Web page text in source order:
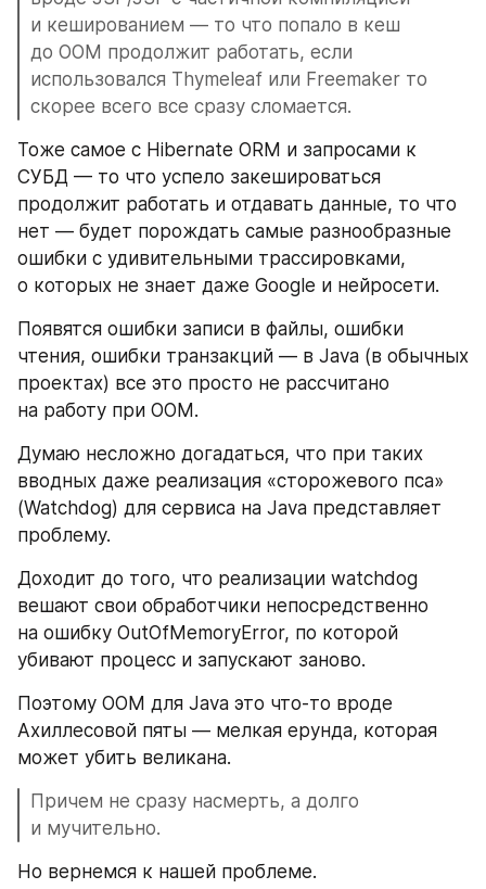
и кешированием — то что попало в кеш
до OOM продолжит работать, если
использовался Thymeleaf или Freemaker то
скорее всего все сразу сломается.
Тоже самое с Hibernate ORM и запросами к
СУБД — то что успело закешироваться
продолжит работать и отдавать данные, то что
нет — будет порождать самые разнообразные
ошибки с удивительными трассировками,
о которых не знает даже Google и нейросети.
Появятся ошибки записи в файлы, ошибки
чтения, ошибки транзакций — в Java (в обычных
проектах) все это просто не рассчитано
на работу при OOM.
Думаю несложно догадаться, что при таких
вводных даже реализация «сторожевого пса»
(Watchdog) для сервиса на Java представляет
проблему.
Доходит до того, что реализации watchdog
вешают свои обработчики непосредственно
на ошибку OutOfMemoryError, по которой
убивают процесс и запускают заново.
Поэтому OOM для Java это что-то вроде
Ахиллесовой пяты — мелкая ерунда, которая
может убить великана.
Причем не сразу насмерть, а долго
и мучительно.
Но вернемся к нашей проблеме.